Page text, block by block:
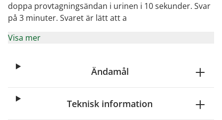
doppa provtagningsändan i urinen i 10 sekunder. Svar
på 3 minuter. Svaret är lätt att a
Visa mer
Ändamål
Teknisk information